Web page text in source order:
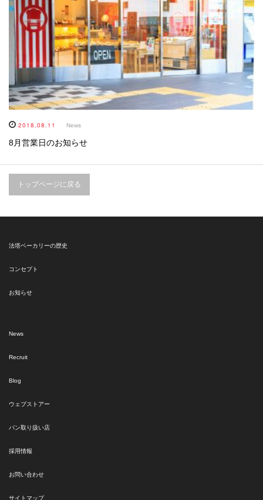
2018.08.11 News
8月営業日のお知らせ
トップページに戻る
法塔ベーカリーの歴史
コンセプト
お知らせ
News
Recruit
Blog
ウェブストアー
パン取り扱い店
採用情報
お問い合わせ
サイトマップ